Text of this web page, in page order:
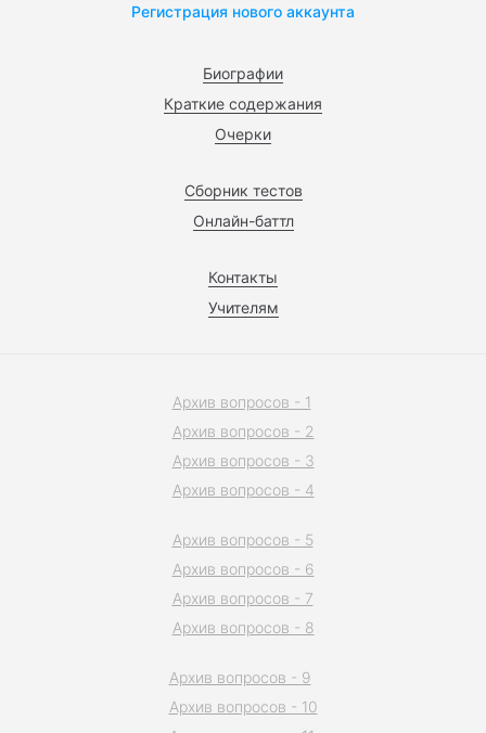
Биографии
Краткие содержания
Очерки
Сборник тестов
Онлайн-баттл
Контакты
Учителям
Регистрация нового аккаунта
Архив вопросов - 1
Архив вопросов - 2
Архив вопросов - 3
Архив вопросов - 4
Архив вопросов - 5
Архив вопросов - 6
Архив вопросов - 7
Архив вопросов - 8
Архив вопросов - 9
Архив вопросов - 10